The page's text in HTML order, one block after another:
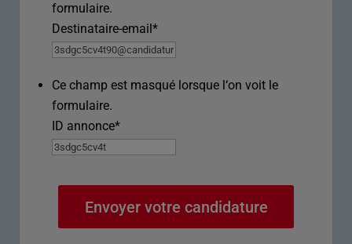
formulaire.
Destinataire-email*
Ce champ est masqué lorsque l‘on voit le
formulaire.
ID annonce*